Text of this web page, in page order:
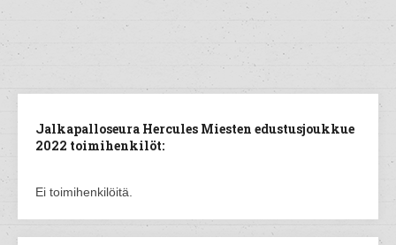
Jalkapalloseura Hercules Miesten edustusjoukkue
2022 toimihenkilöt:
Ei toimihenkilöitä.